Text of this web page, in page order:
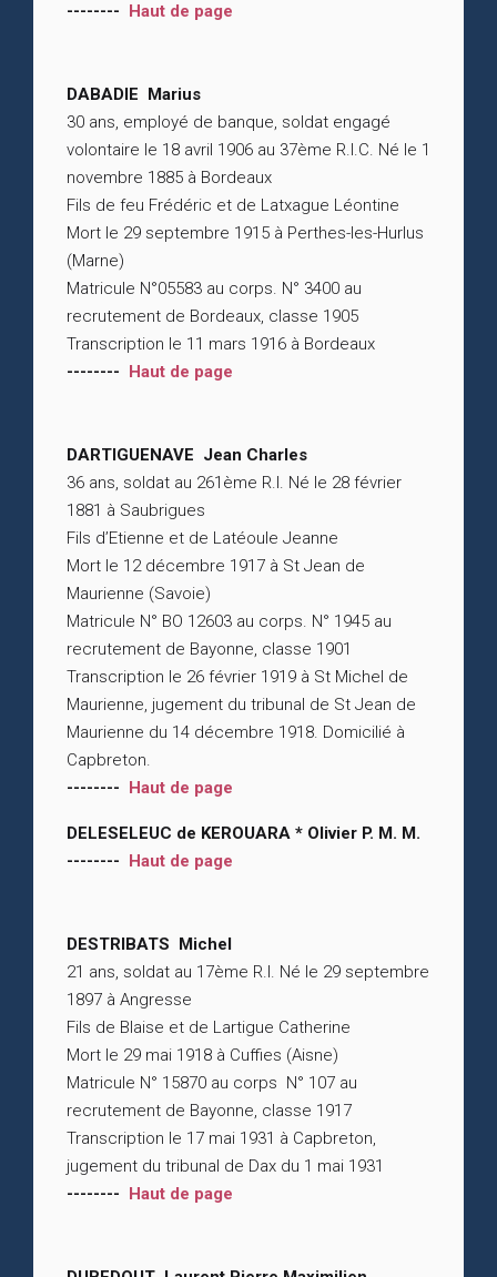
-------- Haut de page
DABADIE Marius
30 ans, employé de banque, soldat engagé
volontaire le 18 avril 1906 au 37ème R.I.C. Né le 1
novembre 1885 à Bordeaux
Fils de feu Frédéric et de Latxague Léontine
Mort le 29 septembre 1915 à Perthes-les-Hurlus
(Marne)
Matricule N°05583 au corps. N° 3400 au
recrutement de Bordeaux, classe 1905
Transcription le 11 mars 1916 à Bordeaux
-------- Haut de page
DARTIGUENAVE Jean Charles
36 ans, soldat au 261ème R.I. Né le 28 février
1881 à Saubrigues
Fils d’Etienne et de Latéoule Jeanne
Mort le 12 décembre 1917 à St Jean de
Maurienne (Savoie)
Matricule N° BO 12603 au corps. N° 1945 au
recrutement de Bayonne, classe 1901
Transcription le 26 février 1919 à St Michel de
Maurienne, jugement du tribunal de St Jean de
Maurienne du 14 décembre 1918. Domicilié à
Capbreton.
-------- Haut de page
DELESELEUC de KEROUARA * Olivier P. M. M.
-------- Haut de page
DESTRIBATS Michel
21 ans, soldat au 17ème R.I. Né le 29 septembre
1897 à Angresse
Fils de Blaise et de Lartigue Catherine
Mort le 29 mai 1918 à Cuffies (Aisne)
Matricule N° 15870 au corps N° 107 au
recrutement de Bayonne, classe 1917
Transcription le 17 mai 1931 à Capbreton,
jugement du tribunal de Dax du 1 mai 1931
-------- Haut de page